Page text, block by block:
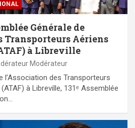
Générale de
Transporteurs Aériens
à Libreville
Modérateur
l’Association des Transporteurs
à Libreville, 131ᵉ Assemblée